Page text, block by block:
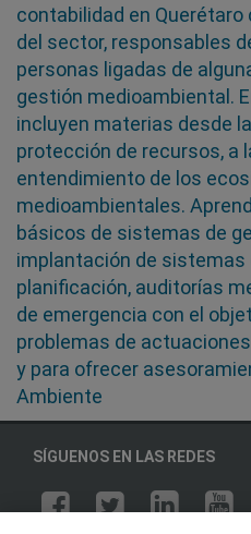
contabilidad en
del sector, responsables
personas ligadas de
gestión medioambiental.
incluyen materias desde
protección de recursos, a
entendimiento de los
medioambientales.
básicos de sistemas de
implantación de sistemas
planificación, auditorías
de emergencia con el
problemas de
y para ofrecer
Ambiente
SÍGUENOS EN LAS REDES